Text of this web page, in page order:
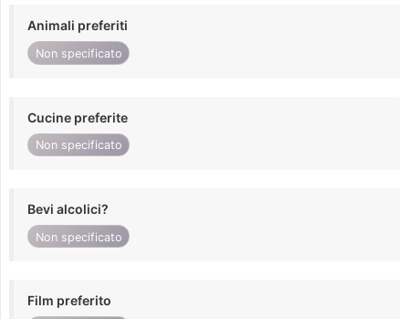
Animali preferiti
Non specificato
Cucine preferite
Non specificato
Bevi alcolici?
Non specificato
Film preferito